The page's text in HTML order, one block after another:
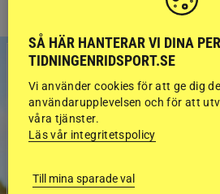
SÅ HÄR HANTERAR VI DINA
TIDNINGENRIDSPORT.SE
Vi använder cookies för att ge dig
användarupplevelsen och för att
våra tjänster.
Läs vår integritetspolicy
Till mina sparade val